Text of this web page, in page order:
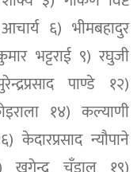
६) भीमबहादुर
भट्टराई ९) रघुजी
पाण्डे १२)
१४) कल्याणी
न्यौपाने